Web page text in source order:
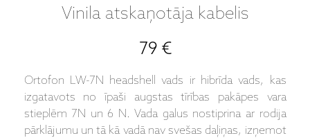
Vinila atskaņotāja kabelis
79 €
Ortofon LW-7N headshell vads ir hibrīda vads, kas
izgatavots no īpaši augstas tīrības pakāpes vara
stieplēm 7N un 6 N. Vada galus nostiprina ar rodija
pārklājumu un tā kā vadā nav svešas daļiņas, izņemot